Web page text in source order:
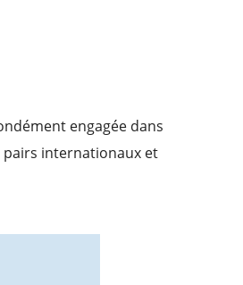
engagée dans
pairs internationaux et